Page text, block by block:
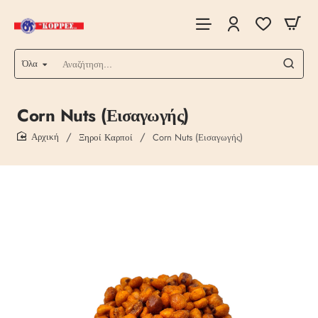
Όλα
Αναζήτηση...
Corn Nuts (Εισαγωγής)
Ξηροί Καρποί Corn Nuts (Εισαγωγής)